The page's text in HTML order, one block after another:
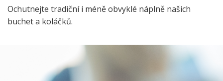
Ochutnejte tradiční i méně obvyklé náplně našich
buchet a koláčků.